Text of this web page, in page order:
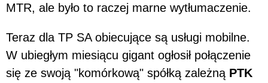
MTR, ale było to raczej marne wytłumaczenie.
Teraz dla TP SA obiecujące są usługi mobilne.
W ubiegłym miesiącu gigant ogłosił połączenie
się ze swoją "komórkową" spółką zależną PTK